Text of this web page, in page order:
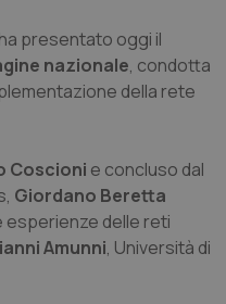
presentato oggi il
nazionale, condotta
della rete
Coscioni e concluso dal
Giordano Beretta
esperienze delle reti
Amunni, Università di